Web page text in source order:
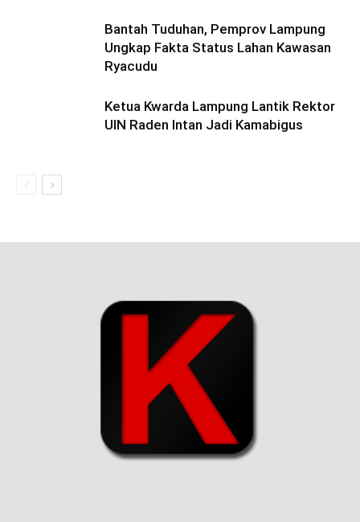
Bantah Tuduhan, Pemprov Lampung
Ungkap Fakta Status Lahan Kawasan
Ryacudu
Ketua Kwarda Lampung Lantik Rektor
UIN Raden Intan Jadi Kamabigus